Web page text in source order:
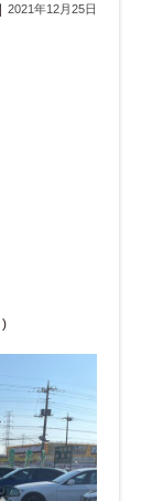
2021年12月25日
)